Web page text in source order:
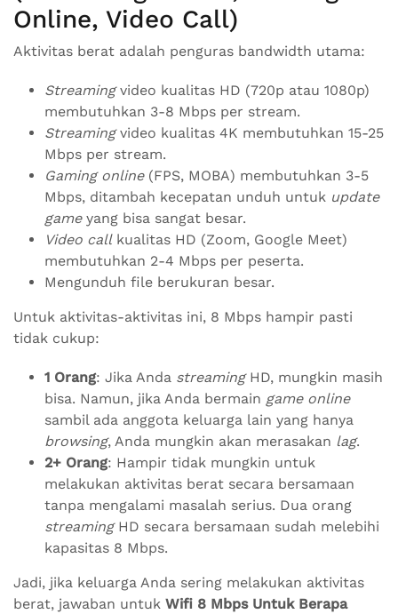
Online, Video Call)
Aktivitas berat adalah penguras bandwidth utama:
Streamingvideo kualitas HD (720p atau 1080p)
membutuhkan 3-8 Mbps per stream.
Streamingvideo kualitas 4K membutuhkan 15-25
Mbps per stream.
Gaming online(FPS, MOBA) membutuhkan 3-5
Mbps, ditambah kecepatan unduh untuk update
gameyang bisa sangat besar.
Video callkualitas HD (Zoom, Google Meet)
membutuhkan 2-4 Mbps per peserta.
Mengunduh file berukuran besar.
Untuk aktivitas-aktivitas ini, 8 Mbps hampir pasti
tidak cukup:
1 Orang: Jika Anda streamingHD, mungkin masih
bisa. Namun, jika Anda bermain game online
sambil ada anggota keluarga lain yang hanya
browsing, Anda mungkin akan merasakan lag.
2+ Orang: Hampir tidak mungkin untuk
melakukan aktivitas berat secara bersamaan
tanpa mengalami masalah serius. Dua orang
streamingHD secara bersamaan sudah melebihi
kapasitas 8 Mbps.
Jadi, jika keluarga Anda sering melakukan aktivitas
berat, jawaban untuk Wifi 8 Mbps Untuk Berapa